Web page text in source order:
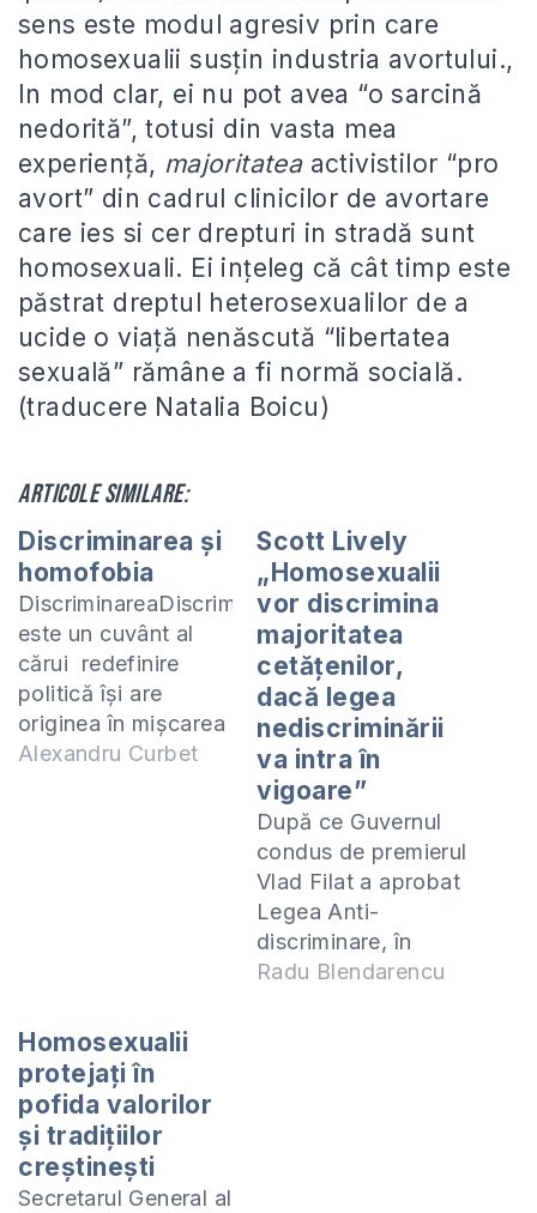
sens este modul agresiv prin care
homosexualii susțin industria avortului.,
In mod clar, ei nu pot avea “o sarcină
nedorită”, totusi din vasta mea
experiență, majoritatea activistilor “pro
avort” din cadrul clinicilor de avortare
care ies si cer drepturi in stradă sunt
homosexuali. Ei ințeleg că cât timp este
păstrat dreptul heterosexualilor de a
ucide o viață nenăscută “libertatea
sexuală” rămâne a fi normă socială.
(traducere Natalia Boicu)
Articole similare:
Discriminarea și
homofobia
DiscriminareaDiscriminarea
este un cuvânt al
cărui redefinire
politică își are
originea în mişcarea
pentru drepturile
prejudecată
iraţională faţă de o
persoană. “Iraţional”
este calificativul
ascuns în termen
care distinge
Alexandru Curbet
Scott Lively
„Homosexualii
vor discrimina
majoritatea
cetăţenilor,
dacă legea
nediscriminării
va intra în
vigoare”
După ce Guvernul
condus de premierul
Vlad Filat a aprobat
Legea Anti-
discriminare, în
Moldova a venit
Radu Blendarencu
Homosexualii
protejați în
pofida valorilor
și tradițiilor
creștinești
Secretarul General al